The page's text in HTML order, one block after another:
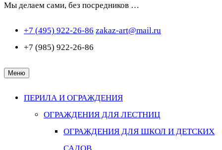
Мы делаем сами, без посредников …
+7 (495) 922-26-86 zakaz-art@mail.ru
+7 (985) 922-26-86
Меню
ПЕРИЛА И ОГРАЖДЕНИЯ
ОГРАЖДЕНИЯ ДЛЯ ЛЕСТНИЦ
ОГРАЖДЕНИЯ ДЛЯ ШКОЛ И ДЕТСКИХ